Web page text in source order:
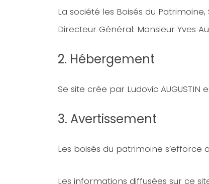
La société les Boisés du
Directeur Général: Monsieur Yves
2. Hébergement
Se site crée par Ludovic AUGUSTIN
3. Avertissement
Les boisés du patrimoine
Les informations diffusées sur ce